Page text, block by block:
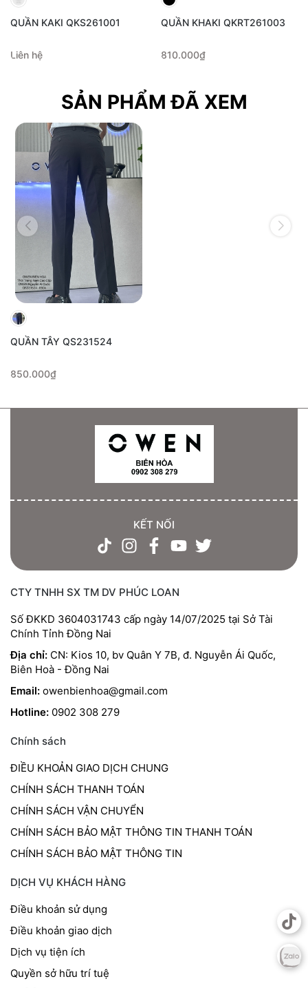
QUẦN KAKI QKS261001
Liên hệ
QUẦN KHAKI QKRT261003
810.000₫
SẢN PHẨM ĐÃ XEM
QUẦN TÂY QS231524
850.000₫
KẾT NỐI
CTY TNHH SX TM DV PHÚC LOAN
Số ĐKKD 3604031743 cấp ngày 14/07/2025 tại Sở Tài
Chính Tỉnh Đồng Nai
Địa chỉ: CN: Kios 10, bv Quân Y 7B, đ. Nguyễn Ái Quốc,
Biên Hoà - Đồng Nai
Email: owenbienhoa@gmail.com
Hotline: 0902 308 279
Chính sách
ĐIỀU KHOẢN GIAO DỊCH CHUNG
CHÍNH SÁCH THANH TOÁN
CHÍNH SÁCH VẬN CHUYỂN
CHÍNH SÁCH BẢO MẬT THÔNG TIN THANH TOÁN
CHÍNH SÁCH BẢO MẬT THÔNG TIN
DỊCH VỤ KHÁCH HÀNG
Điều khoản sử dụng
Điều khoản giao dịch
Dịch vụ tiện ích
Quyền sở hữu trí tuệ